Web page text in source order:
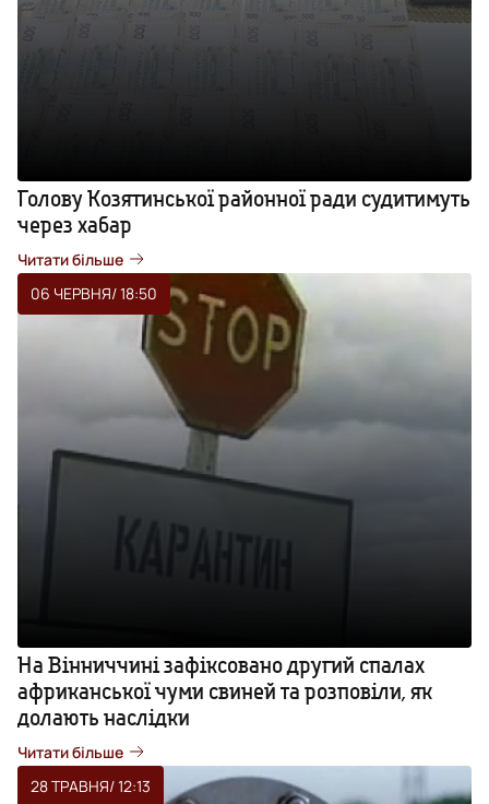
Голову Козятинської районної ради судитимуть
через хабар
Читати більше
06 ЧЕРВНЯ/ 18:50
На Вінниччині зафіксовано другий спалах
африканської чуми свиней та розповіли, як
долають наслідки
Читати більше
28 ТРАВНЯ/ 12:13